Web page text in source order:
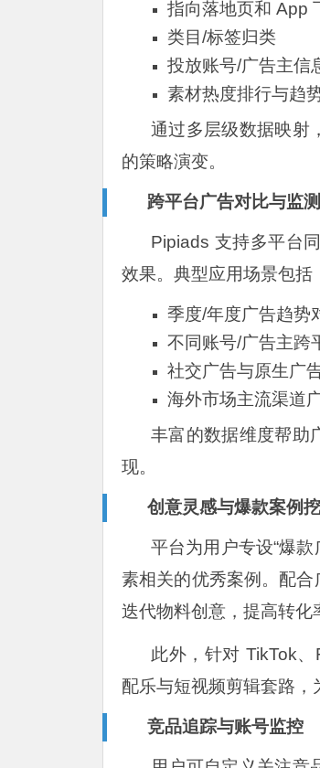
指向落地页和 App
类目/标签归类
投放账号/广告主信
素材热度排行与趋
通过多层级数据映射
的策略演变。
跨平台广告对比与监测
Pipiads 支持多平台
效果。典型应用场景包括
季度/年度广告趋势
不同账号/广告主跨
社交广告与原生广
海外市场主流渠道
丰富的数据维度帮助
现。
创意灵感与爆款案例
平台为用户专设“爆
素相关的优秀案例。配
迭代物料创意，提高转化
此外，针对 TikTok
配乐与短视频剪辑套路，
竞品追踪与账号监控